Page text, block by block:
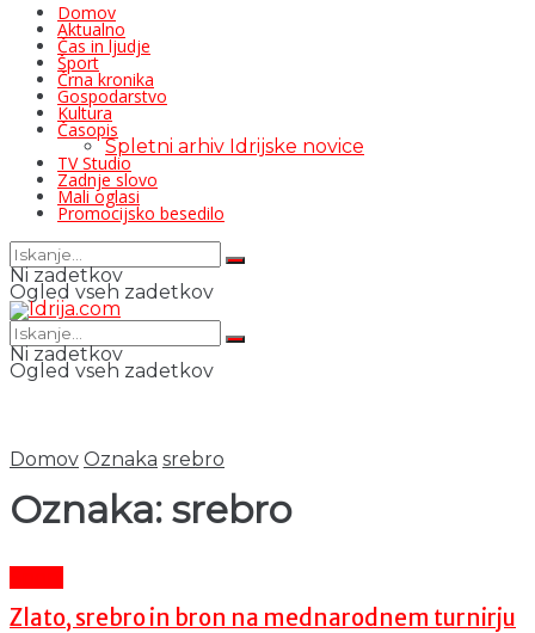
Domov
Aktualno
Čas in ljudje
Šport
Črna kronika
Gospodarstvo
Kultura
Časopis
Spletni arhiv Idrijske novice
TV Studio
Zadnje slovo
Mali oglasi
Promocijsko besedilo
Ni zadetkov
Ogled vseh zadetkov
Ni zadetkov
Ogled vseh zadetkov
Domov Oznaka srebro
Oznaka: srebro
Zlato, srebro in bron na mednarodnem turnirju